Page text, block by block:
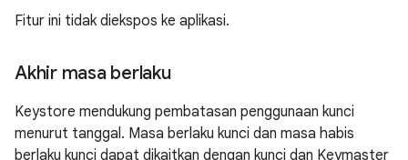
Fitur ini tidak diekspos ke aplikasi.
Akhir masa berlaku
Keystore mendukung pembatasan penggunaan kunci
menurut tanggal. Masa berlaku kunci dan masa habis
berlaku kunci dapat dikaitkan dengan kunci dan Keymaster